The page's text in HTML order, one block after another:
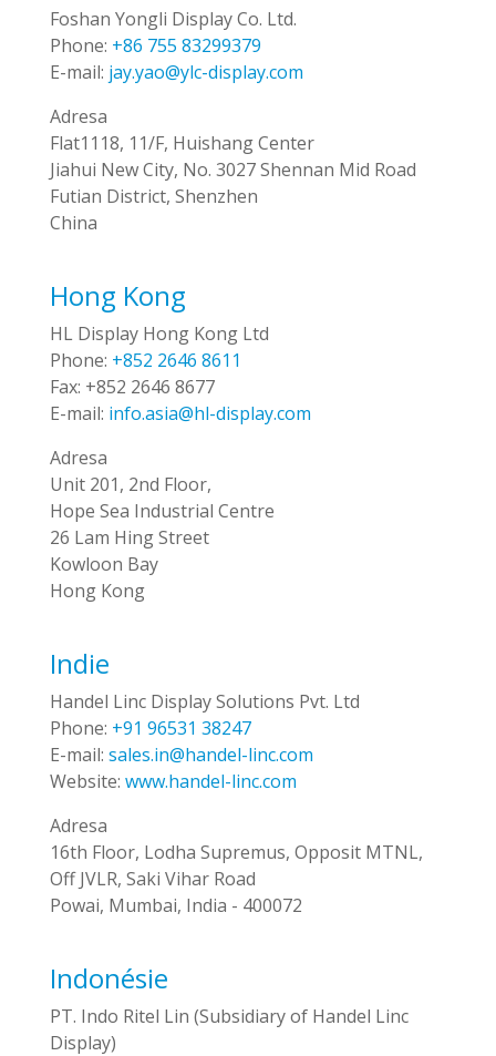
Foshan Yongli Display Co. Ltd.
Phone: +86 755 83299379
E-mail: jay.yao@ylc-display.com
Adresa
Flat1118, 11/F, Huishang Center
Jiahui New City, No. 3027 Shennan Mid Road
Futian District, Shenzhen
China
Hong Kong
HL Display Hong Kong Ltd
Phone: +852 2646 8611
Fax: +852 2646 8677
E-mail: info.asia@hl-display.com
Adresa
Unit 201, 2nd Floor,
Hope Sea Industrial Centre
26 Lam Hing Street
Kowloon Bay
Hong Kong
Indie
Handel Linc Display Solutions Pvt. Ltd
Phone: +91 96531 38247
E-mail: sales.in@handel-linc.com
Website: www.handel-linc.com
Adresa
16th Floor, Lodha Supremus, Opposit MTNL,
Off JVLR, Saki Vihar Road
Powai, Mumbai, India - 400072
Indonésie
PT. Indo Ritel Lin (Subsidiary of Handel Linc
Display)